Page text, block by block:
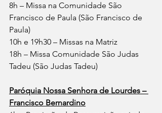
8h – Missa na Comunidade São
Francisco de Paula (São Francisco de
Paula)
10h e 19h30 – Missas na Matriz
18h – Missa Comunidade São Judas
Tadeu (São Judas Tadeu)
Paróquia Nossa Senhora de Lourdes –
Francisco Bernardino